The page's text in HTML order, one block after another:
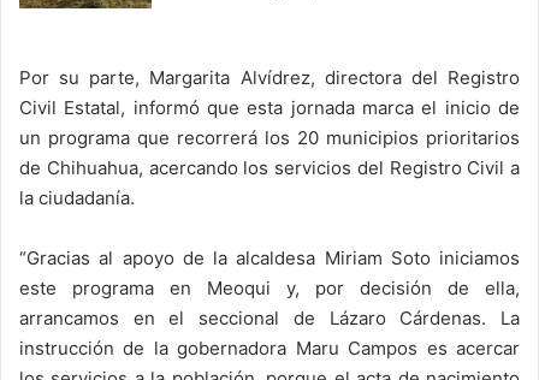
Por su parte, Margarita Alvídrez, directora del Registro
Civil Estatal, informó que esta jornada marca el inicio de
un programa que recorrerá los 20 municipios prioritarios
de Chihuahua, acercando los servicios del Registro Civil a
la ciudadanía.
“Gracias al apoyo de la alcaldesa Miriam Soto iniciamos
este programa en Meoqui y, por decisión de ella,
arrancamos en el seccional de Lázaro Cárdenas. La
instrucción de la gobernadora Maru Campos es acercar